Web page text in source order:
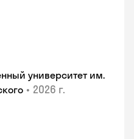
университет им.
• 2026 г.